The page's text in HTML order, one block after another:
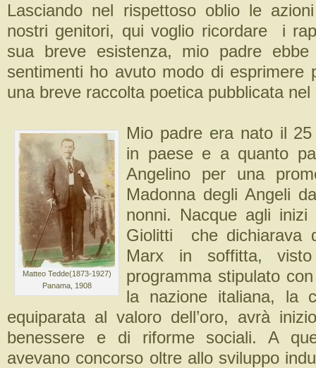
Lasciando nel rispettoso oblio le
nostri genitori, qui voglio ricordare i
sua breve esistenza, mio padre
sentimenti ho avuto modo di esprimere
una breve raccolta poetica pubblicata nel
Matteo Tedde(1873-1927)
Panama, 1908
Mio padre era nato il
in paese e a quanto
Angelino per una
Madonna degli Angeli
nonni. Nacque agli
Giolitti che dichiarava
Marx in soffitta, visto
programma stipulato
la nazione italiana, la
equiparata al valoro dell’oro, avrà
benessere e di riforme sociali. A
avevano concorso oltre allo sviluppo